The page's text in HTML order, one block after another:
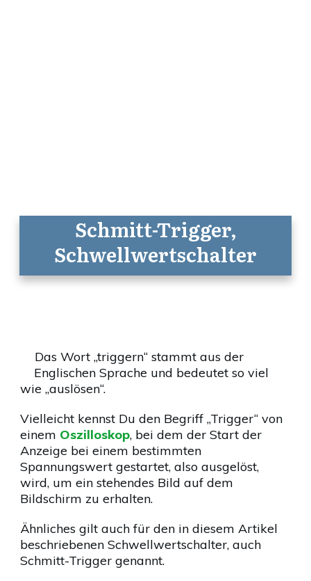
Schmitt-Trigger,
Schwellwertschalter
Das Wort „triggern“ stammt aus der
Englischen Sprache und bedeutet so viel
wie „auslösen“.
Vielleicht kennst Du den Begriff „Trigger“ von
einem Oszilloskop, bei dem der Start der
Anzeige bei einem bestimmten
Spannungswert gestartet, also ausgelöst,
wird, um ein stehendes Bild auf dem
Bildschirm zu erhalten.
Ähnliches gilt auch für den in diesem Artikel
beschriebenen Schwellwertschalter, auch
Schmitt-Trigger genannt.